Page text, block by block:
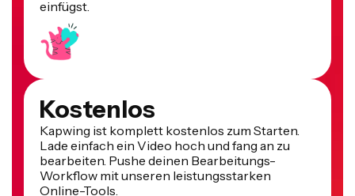
Kostenlos
Kapwing ist komplett kostenlos zum Starten.
Lade einfach ein Video hoch und fang an zu
bearbeiten. Pushe deinen Bearbeitungs-
Workflow mit unseren leistungsstarken
Online-Tools.